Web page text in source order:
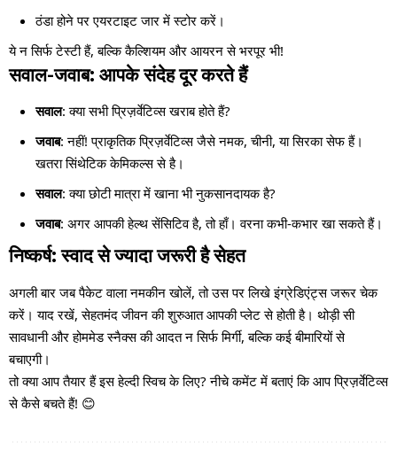
ठंडा होने पर एयरटाइट जार में स्टोर करें।
ये न सिर्फ टेस्टी हैं, बल्कि कैल्शियम और आयरन से भरपूर भी!
सवाल-जवाब: आपके संदेह दूर करते हैं
सवाल: क्या सभी प्रिज़र्वेटिव्स खराब होते हैं?
जवाब: नहीं! प्राकृतिक प्रिज़र्वेटिव्स जैसे नमक, चीनी, या सिरका सेफ हैं।
खतरा सिंथेटिक केमिकल्स से है।
सवाल: क्या छोटी मात्रा में खाना भी नुकसानदायक है?
जवाब: अगर आपकी हेल्थ सेंसिटिव है, तो हाँ। वरना कभी-कभार खा सकते हैं।
निष्कर्ष: स्वाद से ज्यादा जरूरी है सेहत
अगली बार जब पैकेट वाला नमकीन खोलें, तो उस पर लिखे इंग्रेडिएंट्स जरूर चेक
करें। याद रखें, सेहतमंद जीवन की शुरुआत आपकी प्लेट से होती है। थोड़ी सी
सावधानी और होममेड स्नैक्स की आदत न सिर्फ मिर्गी, बल्कि कई बीमारियों से
बचाएगी।
तो क्या आप तैयार हैं इस हेल्दी स्विच के लिए? नीचे कमेंट में बताएं कि आप प्रिज़र्वेटिव्स
से कैसे बचते हैं! 😊